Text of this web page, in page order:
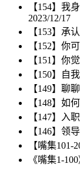
【154】我
2023/12/17
【153】承
【152】你
【151】你
【150】自
【149】聊
【148】如
【147】入
【146】领
【嘴集101-
《嘴集1-